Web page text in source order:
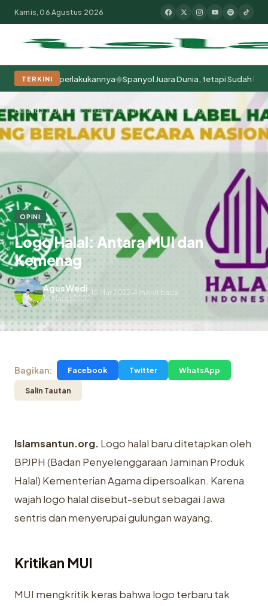
Populer:Moderasi BeragamaKhutbah JumatPesantrenTokoh
Kamis, 06 Agustus 2026
TERKINI
Memperlakukannya◆Spanyol Juara Dunia, tetapi Sudah Berabad-
Beranda Opini Logo Halal: Antara MUI dan Kemenag
OPINI
Logo Halal: Antara MUI dan
Kemenag
Agus Wedi
16 Maret 2022
16 Mar 2022.4 menit baca
Bagikan: Facebook Twitter WhatsApp
Salin Tautan
Islamsantun.org. Logo halal baru ditetapkan oleh
BPJPH (Badan Penyelenggaraan Jaminan Produk
Halal) Kementerian Agama dipersoalkan. Karena
wajah logo halal disebut-sebut sebagai Jawa
sentris dan menyerupai gulungan wayang.
Kritikan MUI
MUI mengkritik keras bahwa logo terbaru tak